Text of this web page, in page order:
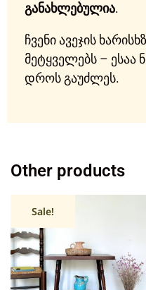
განახლებულია.
ჩვენი ავეჯის
მეტყველებს –
დროს გაუძლეს.
Other products
Sale!